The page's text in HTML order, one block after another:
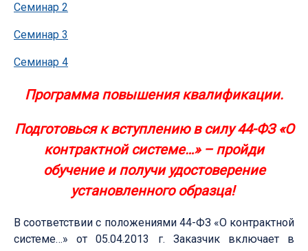
Семинар 2
Семинар 3
Семинар 4
Программа повышения квалификации.
Подготовься к вступлению в силу 44-ФЗ «О
контрактной системе…» – пройди
обучение и получи удостоверение
установленного образца!
В соответствии с положениями 44-ФЗ «О контрактной
системе…» от 05.04.2013 г. Заказчик включает в